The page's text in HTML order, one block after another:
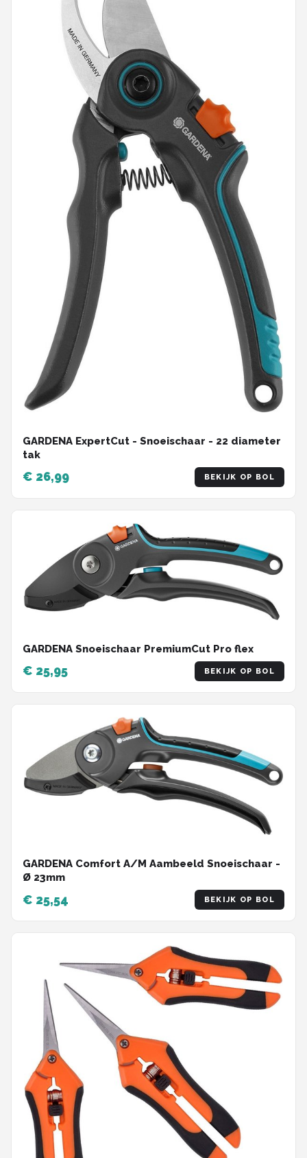
GARDENA ExpertCut - Snoeischaar - 22 diameter
tak
€ 26,99 BEKIJK OP BOL
GARDENA Snoeischaar PremiumCut Pro flex
€ 25,95 BEKIJK OP BOL
GARDENA Comfort A/M Aambeeld Snoeischaar -
Ø 23mm
€ 25,54 BEKIJK OP BOL